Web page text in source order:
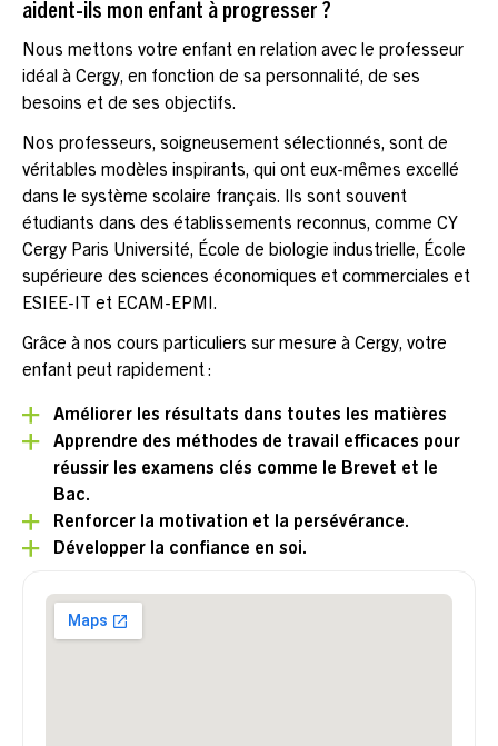
aident-ils mon enfant à progresser ?
Nous mettons votre enfant en relation avec le professeur
idéal à Cergy, en fonction de sa personnalité, de ses
besoins et de ses objectifs.
Nos professeurs, soigneusement sélectionnés, sont de
véritables modèles inspirants, qui ont eux-mêmes excellé
dans le système scolaire français. Ils sont souvent
étudiants dans des établissements reconnus, comme CY
Cergy Paris Université, École de biologie industrielle, École
supérieure des sciences économiques et commerciales et
ESIEE-IT et ECAM-EPMI.
Grâce à nos cours particuliers sur mesure à Cergy, votre
enfant peut rapidement :
Améliorer les résultats dans toutes les matières
Apprendre des méthodes de travail efficaces pour
réussir les examens clés comme le Brevet et le
Bac.
Renforcer la motivation et la persévérance.
Développer la confiance en soi.